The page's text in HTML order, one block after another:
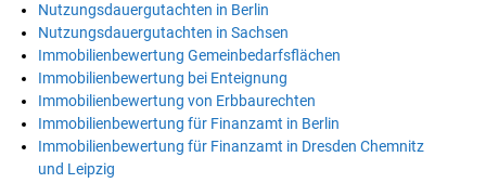
Nutzungsdauergutachten in Berlin
Nutzungsdauergutachten in Sachsen
Immobilienbewertung Gemeinbedarfsflächen
Immobilienbewertung bei Enteignung
Immobilienbewertung von Erbbaurechten
Immobilienbewertung für Finanzamt in Berlin
Immobilienbewertung für Finanzamt in Dresden Chemnitz
und Leipzig